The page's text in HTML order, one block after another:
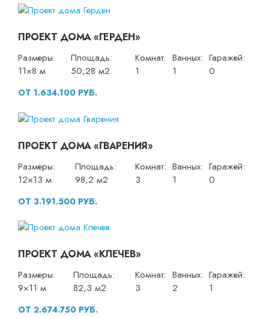
ПРОЕКТ ДОМА «ГЕРДЕН»
Размеры:
11×8 м
Площадь:
50,28 м2
Комнат:
1
Ванных:
1
Гаражей:
0
ОТ 1.634.100 РУБ.
ПРОЕКТ ДОМА «ГВАРЕНИЯ»
Размеры:
12×13 м
Площадь:
98,2 м2
Комнат:
3
Ванных:
1
Гаражей:
0
ОТ 3.191.500 РУБ.
ПРОЕКТ ДОМА «КЛЕЧЕВ»
Размеры:
9×11 м
Площадь:
82,3 м2
Комнат:
3
Ванных:
2
Гаражей:
1
ОТ 2.674.750 РУБ.